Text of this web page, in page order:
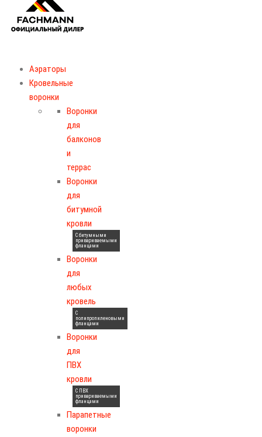
Аэраторы
Кровельные
воронки
Воронки
для
балконов
и
террас
Воронки
для
битумной
кровли
С битумными
привариваемыми
фланцами
Воронки
для
любых
кровель
С
полипропиленовыми
фланцами
Воронки
для
ПВХ
кровли
С ПВХ
привариваемыми
фланцами
Парапетные
воронки